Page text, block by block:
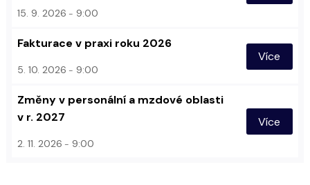
15. 9. 2026 9:00
Fakturace v praxi roku 2026
5. 10. 2026 9:00
Více
Změny v personální a mzdové oblasti
v r. 2027
2. 11. 2026 9:00
Více